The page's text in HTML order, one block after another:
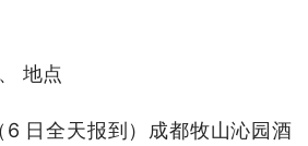
地点
日全天报到）成都牧山沁园酒